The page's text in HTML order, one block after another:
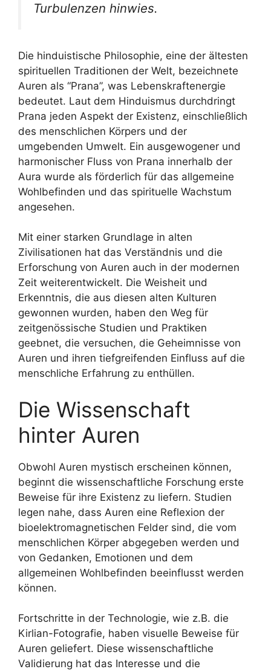
Turbulenzen hinwies.
Die hinduistische Philosophie, eine der ältesten
spirituellen Traditionen der Welt, bezeichnete
Auren als “Prana”, was Lebenskraftenergie
bedeutet. Laut dem Hinduismus durchdringt
Prana jeden Aspekt der Existenz, einschließlich
des menschlichen Körpers und der
umgebenden Umwelt. Ein ausgewogener und
harmonischer Fluss von Prana innerhalb der
Aura wurde als förderlich für das allgemeine
Wohlbefinden und das spirituelle Wachstum
angesehen.
Mit einer starken Grundlage in alten
Zivilisationen hat das Verständnis und die
Erforschung von Auren auch in der modernen
Zeit weiterentwickelt. Die Weisheit und
Erkenntnis, die aus diesen alten Kulturen
gewonnen wurden, haben den Weg für
zeitgenössische Studien und Praktiken
geebnet, die versuchen, die Geheimnisse von
Auren und ihren tiefgreifenden Einfluss auf die
menschliche Erfahrung zu enthüllen.
Die Wissenschaft
hinter Auren
Obwohl Auren mystisch erscheinen können,
beginnt die wissenschaftliche Forschung erste
Beweise für ihre Existenz zu liefern. Studien
legen nahe, dass Auren eine Reflexion der
bioelektromagnetischen Felder sind, die vom
menschlichen Körper abgegeben werden und
von Gedanken, Emotionen und dem
allgemeinen Wohlbefinden beeinflusst werden
können.
Fortschritte in der Technologie, wie z.B. die
Kirlian-Fotografie, haben visuelle Beweise für
Auren geliefert. Diese wissenschaftliche
Validierung hat das Interesse und die